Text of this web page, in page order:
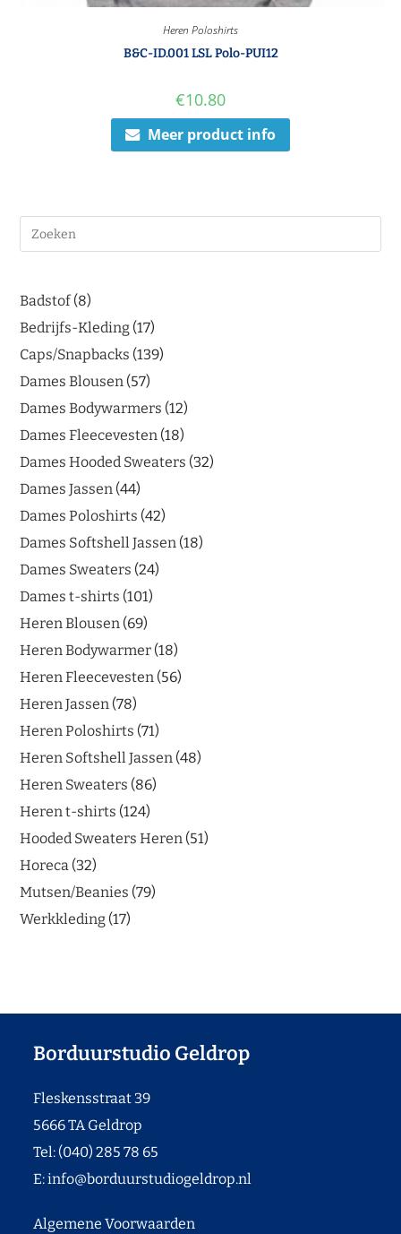
Heren Poloshirts
B&C-ID.001 LSL Polo-PUI12
€10.80
Meer product info
Badstof 8
Bedrijfs-Kleding 17
Caps/Snapbacks 139
Dames Blousen 57
Dames Bodywarmers 12
Dames Fleecevesten 18
Dames Hooded Sweaters 32
Dames Jassen 44
Dames Poloshirts 42
Dames Softshell Jassen 18
Dames Sweaters 24
Dames t-shirts 101
Heren Blousen 69
Heren Bodywarmer 18
Heren Fleecevesten 56
Heren Jassen 78
Heren Poloshirts 71
Heren Softshell Jassen 48
Heren Sweaters 86
Heren t-shirts 124
Hooded Sweaters Heren 51
Horeca 32
Mutsen/Beanies 79
Werkkleding 17
Borduurstudio Geldrop
Fleskensstraat 39
5666 TA Geldrop
Tel: (040) 285 78 65
E:info@borduurstudiogeldrop.nl
Algemene Voorwaarden